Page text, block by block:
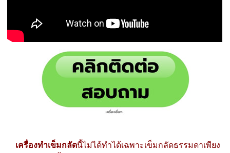
เครื่องทำเข็มกลัดนี้ไม่ได้ทำได้เฉพาะเข็มกลัดธรรมดาเพียง